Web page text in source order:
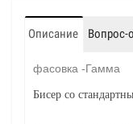
Описание Вопрос-
фасовка -Гамма
Бисер со